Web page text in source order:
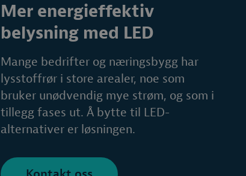
Mer energieffektiv
belysning med LED
Mange bedrifter og næringsbygg har
lysstoffrør i store arealer, noe som
bruker unødvendig mye strøm, og som i
tillegg fases ut. Å bytte til LED-
alternativer er løsningen.